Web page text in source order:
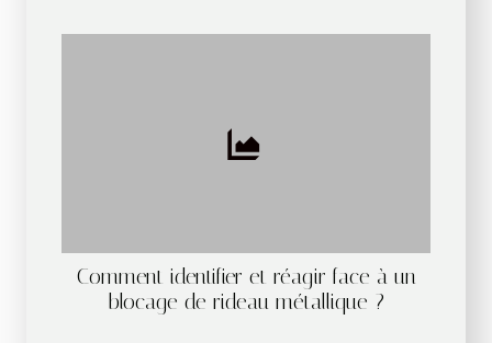
Comment identifier et réagir face à un
blocage de rideau métallique ?